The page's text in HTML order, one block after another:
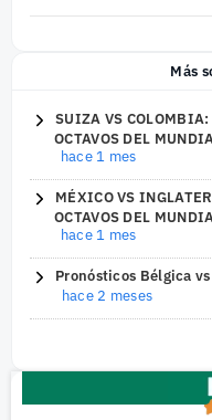
Más
SUIZA VS COLOMBIA:
OCTAVOS DEL
hace 1 mes
MÉXICO VS
OCTAVOS DEL
hace 1 mes
Pronósticos Bélgica
hace 2 meses